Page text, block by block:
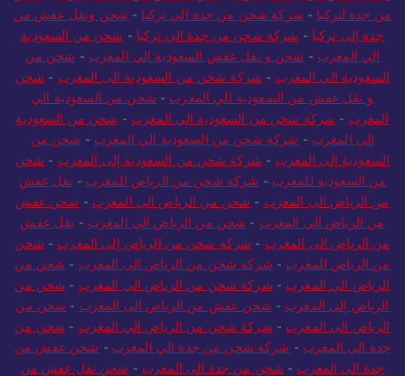
و نقل عفش من جدة الى تركيا- شركة شحن من جدة الى تركيا-شحن
من جدة لتركيا - شركة شحن من جدة الي تركيا - شحن ونقل عفش من
جدة إلى تركيا-شركة شحن من جدة الي تركيا -شحن من السعودية
الي المغرب
- شحن و نقل عفش السعودية الي المغرب - شحن من
السعودية الي المغرب-شركة شحن من السعودية الى المغرب-شحن
و نقل عفش من السعودية الي المغرب- شحن من السعودية الي
المغرب-شركة شحن من السعودية الي المغرب-شحن من السعودية
الي المغرب-شركة شحن من السعودية الي المغرب-شحن من
السعودية إلى المغرب
- شركة شحن من السعودية إلى المغرب -شحن
من السعودية للمغرب
شركة شحن من الرياض للمغرب-نقل عفش
من الرياض الى المغرب
-شحن من الرياض الى المغرب - شحن عفش
من الرياض الي المغرب-شحن من الرياض الي المغرب -
نقل عفش
من الرياض الى المغرب -شركة شحن من الرياض إلى المغرب - شحن
من الرياض للمغرب
- شركة شحن من الرياض الى المغرب - شحن من
الرياض الي المغرب
- شركة شحن من الرياض الي المغرب - شحن من
الرياض إلى المغرب
-شحن عفش من الرياض الى المغرب - شحن من
الرياض الي المغرب- شركة شحن من الرياض الي المغرب - شحن من
جدة الى المغرب
-شركة شحن من جدة الي المغرب- شحن عفش من